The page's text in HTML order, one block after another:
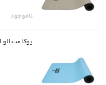
ناموجود
یوگا مت الو ALO-آبی روشن